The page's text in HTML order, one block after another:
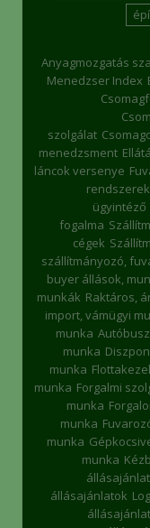
Anyagmozgatás
Menedzser Index
szolgálat
menedzsment
láncok versenye
rendszerek
ügyintéző
fogalma
cégek
szállítmányozó,
buyer állások,
munkák Raktáros,
import, vámügyi
munka
munka
munka
munka Forgalmi
munka
munka
munka
munka
állásajánlat
állásajánlatok